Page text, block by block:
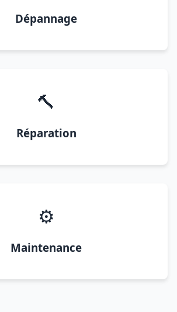
Dépannage
🔨
Réparation
⚙️
Maintenance